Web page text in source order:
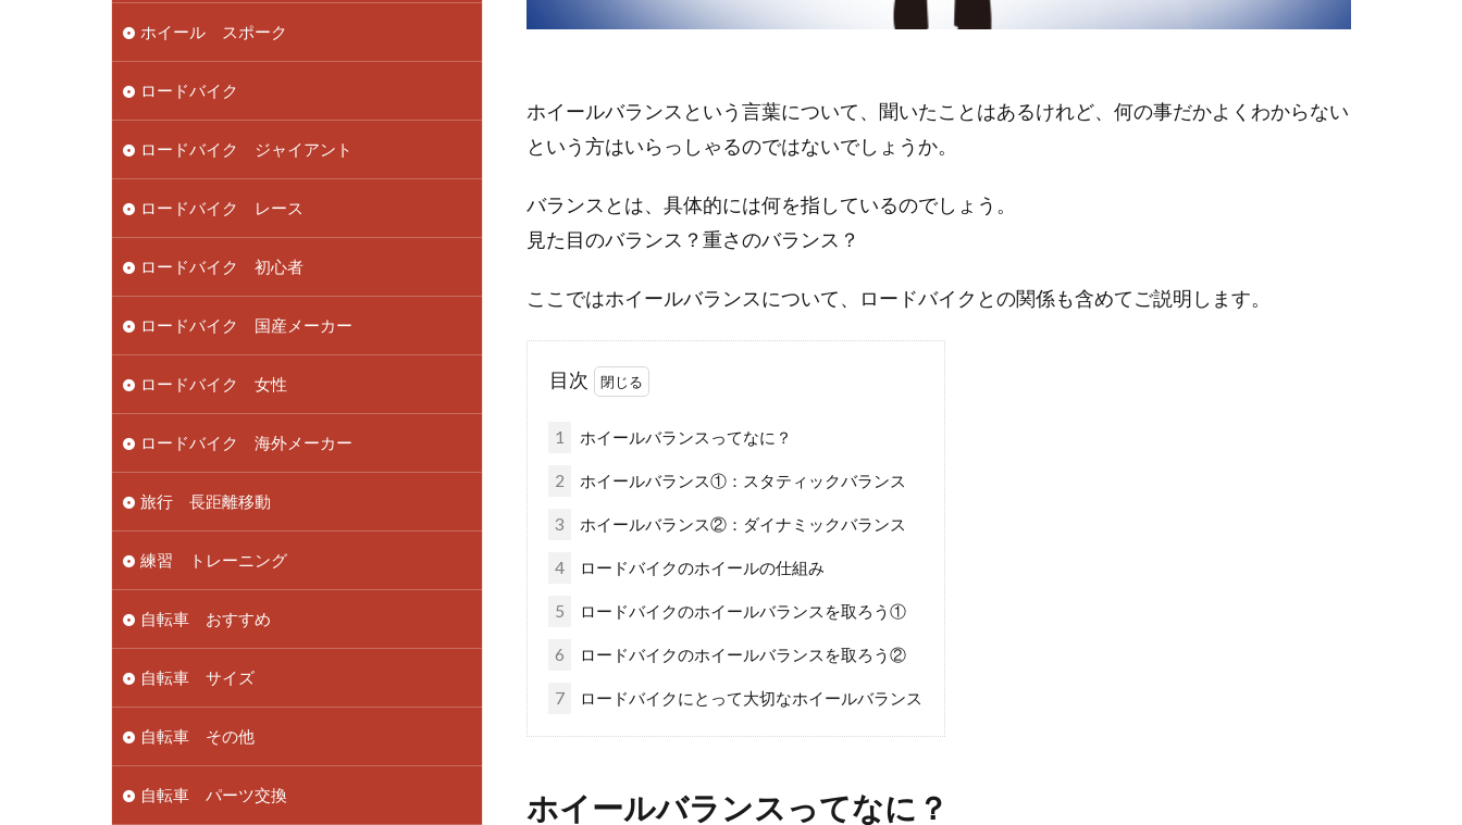
ホイールバランスという言葉について、聞いたことはあるけれど、何の事だかよくわからない
という方はいらっしゃるのではないでしょうか。
バランスとは、具体的には何を指しているのでしょう。
見た目のバランス？重さのバランス？
ここではホイールバランスについて、ロードバイクとの関係も含めてご説明します。
目次
1 ホイールバランスってなに？
2 ホイールバランス①：スタティックバランス
3 ホイールバランス②：ダイナミックバランス
4 ロードバイクのホイールの仕組み
5 ロードバイクのホイールバランスを取ろう①
6 ロードバイクのホイールバランスを取ろう②
7 ロードバイクにとって大切なホイールバランス
ホイールバランスってなに？
ホイール スポーク
ロードバイク
ロードバイク ジャイアント
ロードバイク レース
ロードバイク 初心者
ロードバイク 国産メーカー
ロードバイク 女性
ロードバイク 海外メーカー
旅行 長距離移動
練習 トレーニング
自転車 おすすめ
自転車 サイズ
自転車 その他
自転車 パーツ交換